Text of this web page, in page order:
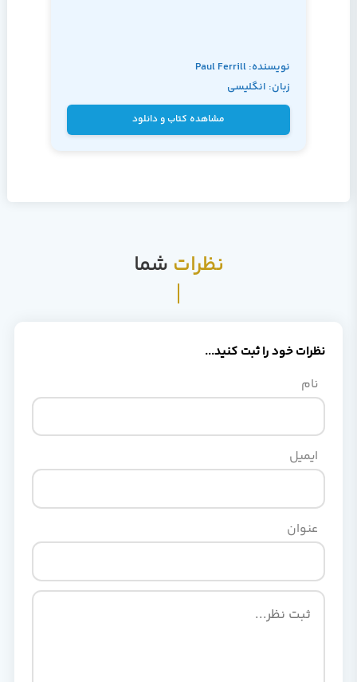
نویسنده: Paul Ferrill
زبان: انگلیسی
مشاهده کتاب و دانلود
نظرات شما
نظرات خود را ثبت کنید...
نام
ایمیل
عنوان